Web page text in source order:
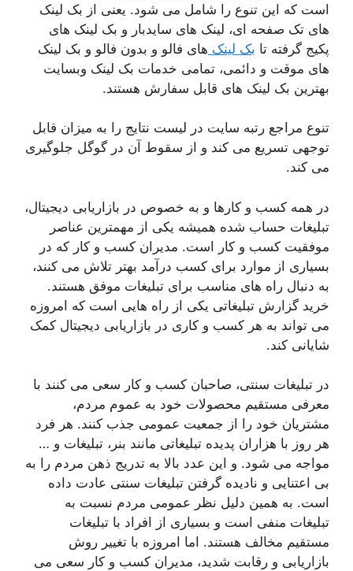
است که این تنوع را شامل می شود. یعنی از بک لینک
های تک صفحه ای، لینک های سایدبار و بک لینک های
پکیج گرفته تا بک لینک های فالو و بدون فالو و بک لینک
های موقت و دائمی، تمامی خدمات بک لینک وبسایت
بهترین بک لینک های قابل سفارش هستند.
تنوع مراجع رتبه سایت در لیست نتایج را به میزان قابل
توجهی تسریع می کند و از سقوط آن در گوگل جلوگیری
می کند.
در همه کسب و کارها و به خصوص در بازاریابی دیجیتال،
تبلیغات حساب شده همیشه یکی از مهمترین عناصر
موفقیت کسب و کار است. مدیران کسب و کار که در
بسیاری از موارد برای کسب درآمد بهتر تلاش می کنند،
به دنبال راه های مناسب برای تبلیغات موفق هستند.
خرید گزارش تبلیغاتی یکی از راه هایی است که امروزه
می تواند به هر کسب و کاری در بازاریابی دیجیتال کمک
شایانی کند.
در تبلیغات سنتی، صاحبان کسب و کار سعی می کنند با
معرفی مستقیم محصولات خود به عموم مردم،
مشتریان خود را از جمعیت عمومی جذب کنند. هر فرد
هر روز با هزاران پدیده تبلیغاتی مانند بنر، تبلیغات و …
مواجه می شود. و این عدد بالا به تدریج ذهن مردم را به
بی اعتنایی و نادیده گرفتن تبلیغات سنتی عادت داده
است. به همین دلیل نظر عمومی مردم نسبت به
تبلیغات منفی است و بسیاری از افراد با تبلیغات
مستقیم مخالف هستند. اما امروزه با تغییر روش
بازاریابی و رقابت شدید، مدیران کسب و کار سعی می